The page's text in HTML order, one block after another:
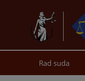
Rad suda